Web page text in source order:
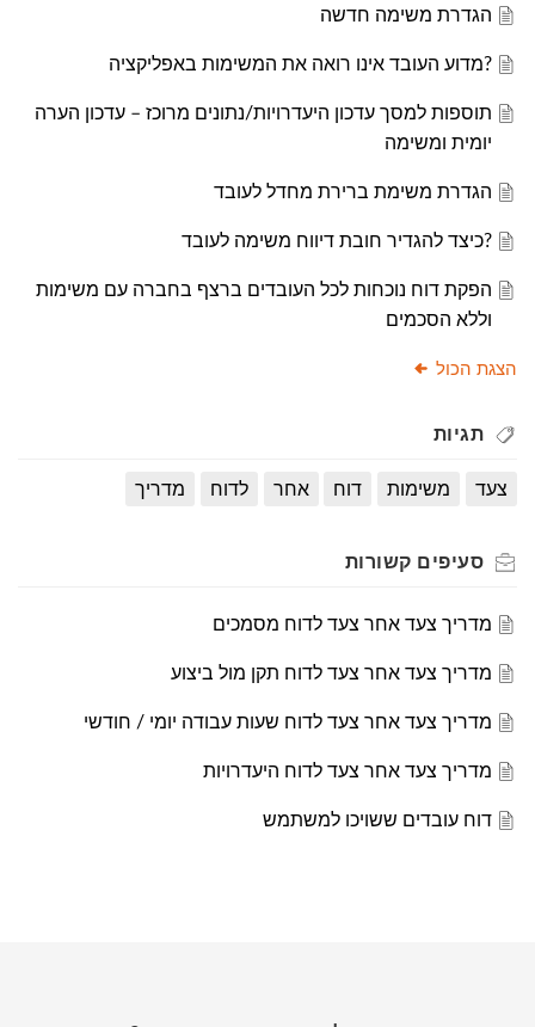
הגדרת משימה חדשה
?מדוע העובד אינו רואה את המשימות באפליקציה
תוספות למסך עדכון היעדרויות/נתונים מרוכז – עדכון הערה
יומית ומשימה
הגדרת משימת ברירת מחדל לעובד
?כיצד להגדיר חובת דיווח משימה לעובד
הפקת דוח נוכחות לכל העובדים ברצף בחברה עם משימות
וללא הסכמים
הצגת הכול
תגיות
צעד משימות דוח אחר לדוח מדריך
סעיפים קשורות
מדריך צעד אחר צעד לדוח מסמכים
מדריך צעד אחר צעד לדוח תקן מול ביצוע
מדריך צעד אחר צעד לדוח שעות עבודה יומי / חודשי
מדריך צעד אחר צעד לדוח היעדרויות
דוח עובדים ששויכו למשתמש